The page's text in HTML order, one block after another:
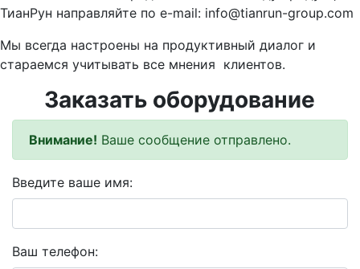
ТианРун направляйте по e-mail: info@tianrun-group.com
Мы всегда настроены на продуктивный диалог и
стараемся учитывать все мнения клиентов.
Заказать оборудование
Внимание! Ваше сообщение отправлено.
Введите ваше имя:
Ваш телефон: